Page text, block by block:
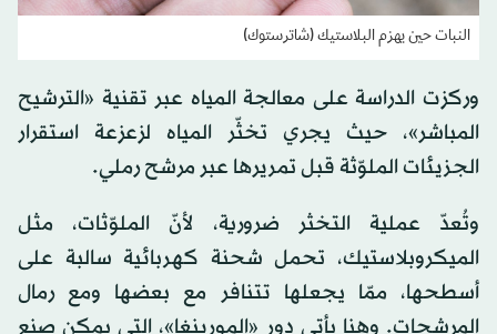
النبات حين يهزم البلاستيك (شاترستوك)
وركزت الدراسة على معالجة المياه عبر تقنية «الترشيح
المباشر»، حيث يجري تخثّر المياه لزعزعة استقرار
الجزيئات الملوّثة قبل تمريرها عبر مرشح رملي.
وتُعدّ عملية التخثر ضرورية، لأنّ الملوّثات، مثل
الميكروبلاستيك، تحمل شحنة كهربائية سالبة على
أسطحها، ممّا يجعلها تتنافر مع بعضها ومع رمال
المرشحات. وهنا يأتي دور «المورينغا»، التي يمكن صنع